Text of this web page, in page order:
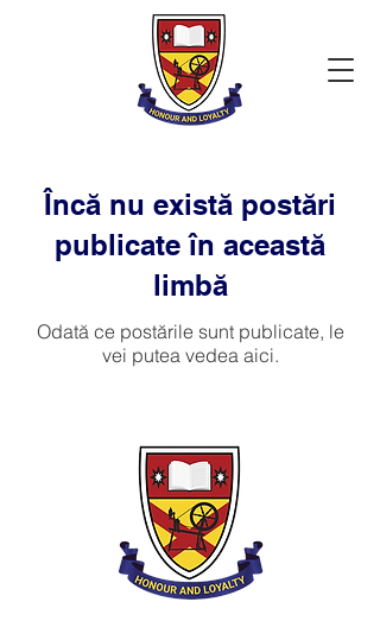
Încă nu există postări
publicate în această
limbă
Odată ce postările sunt publicate, le
vei putea vedea aici.